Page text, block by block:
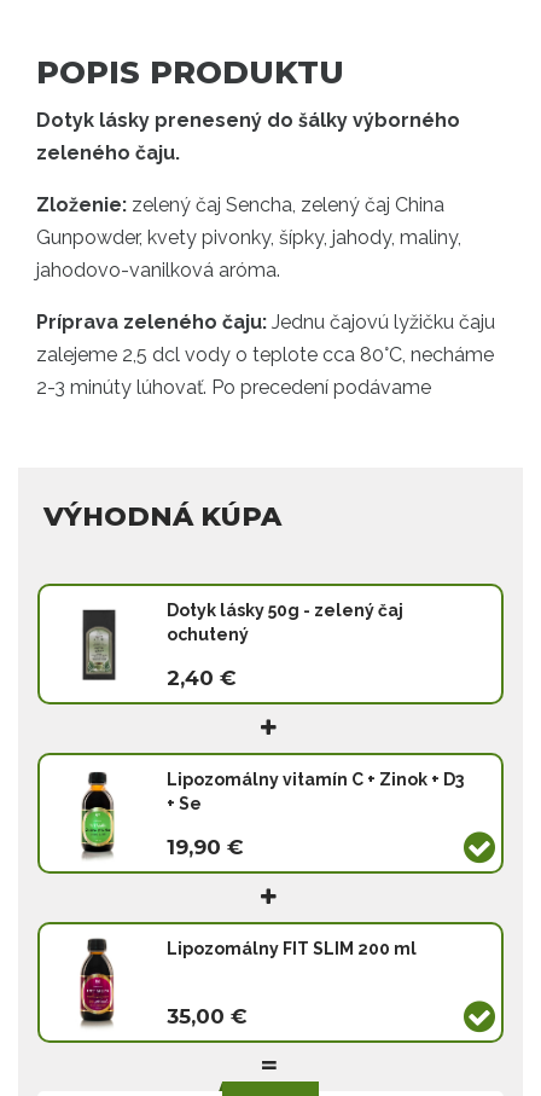
POPIS PRODUKTU
Dotyk lásky prenesený do šálky výborného
zeleného čaju.
Zloženie: zelený čaj Sencha, zelený čaj China
Gunpowder, kvety pivonky, šípky, jahody, maliny,
jahodovo-vanilková aróma.
Príprava zeleného čaju: Jednu čajovú lyžičku čaju
zalejeme 2,5 dcl vody o teplote cca 80°C, necháme
2-3 minúty lúhovať. Po precedení podávame
VÝHODNÁ KÚPA
Dotyk lásky 50g - zelený čaj
ochutený
2,40 €
Lipozomálny vitamín C + Zinok + D3
+ Se
19,90 €
Lipozomálny FIT SLIM 200 ml
35,00 €